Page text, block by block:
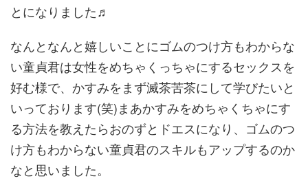
とになりました♬
なんとなんと嬉しいことにゴムのつけ方もわからな
い童貞君は女性をめちゃくっちゃにするセックスを
好む様で、かすみをまず滅茶苦茶にして学びたいと
いっております(笑)まあかすみをめちゃくちゃにす
る方法を教えたらおのずとドエスになり、ゴムのつ
け方もわからない童貞君のスキルもアップするのか
なと思いました。